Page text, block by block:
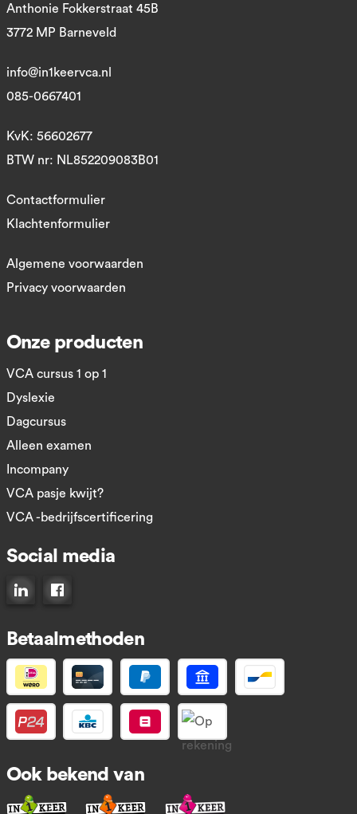
Anthonie Fokkerstraat 45B
3772 MP Barneveld
info@in1keervca.nl
085-0667401
KvK: 56602677
BTW nr: NL852209083B01
Contactformulier
Klachtenformulier
Algemene voorwaarden
Privacy voorwaarden
Onze producten
VCA cursus 1 op 1
Dyslexie
Dagcursus
Alleen examen
Incompany
VCA pasje kwijt?
VCA -bedrijfscertificering
Social media
Connect op LinkedIn
Like ons op Facebook
Betaalmethoden
Ook bekend van